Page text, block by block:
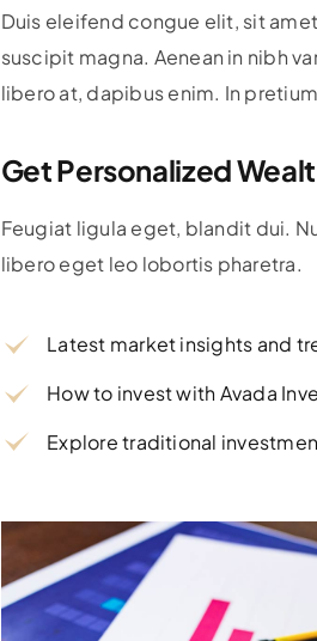
Duis eleifend congue elit, sit
suscipit magna. Aenean in nibh
libero at, dapibus enim. In
Get Personalized
Feugiat ligula eget, blandit dui.
libero eget leo lobortis pharetra.
Latest market insights and
How to invest with Avada
Explore traditional